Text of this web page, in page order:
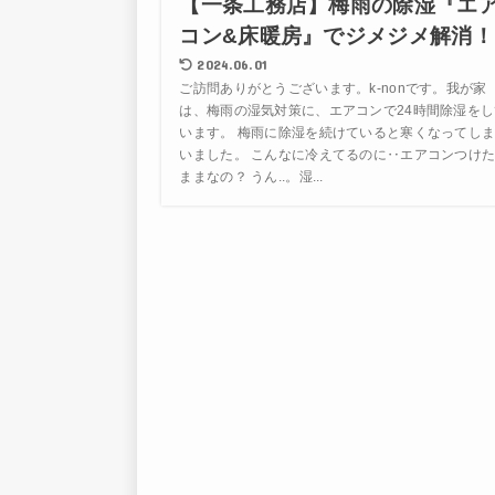
【一条工務店】梅雨の除湿『エ
コン&床暖房』でジメジメ解消！
2024.06.01
ご訪問ありがとうございます。k-nonです。我が家
は、梅雨の湿気対策に、エアコンで24時間除湿をし
います。 梅雨に除湿を続けていると寒くなってしま
いました。 こんなに冷えてるのに‥エアコンつけた
ままなの？ うん..。湿...